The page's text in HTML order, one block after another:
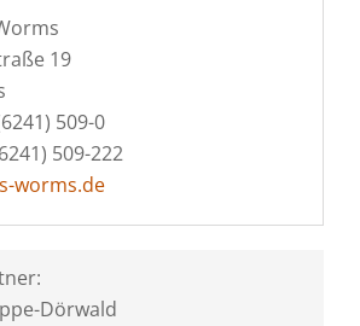
19
509-0
509-222
worms.de
Dörwald